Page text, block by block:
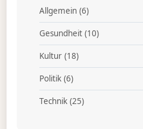
Allgemein(6)
Gesundheit(10)
Kultur(18)
Politik(6)
Technik(25)